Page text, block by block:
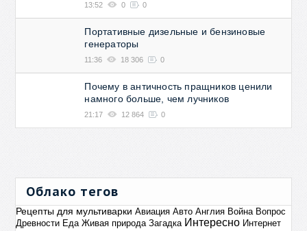
13:52 0 0
Портативные дизельные и бензиновые
генераторы
11:36 18 306 0
Почему в античность пращников ценили
намного больше, чем лучников
21:17 12 864 0
Облако тегов
Рецепты для мультиварки Авиация Авто Англия Война Вопрос
Древности Еда Живая природа Загадка Интересно Интернет